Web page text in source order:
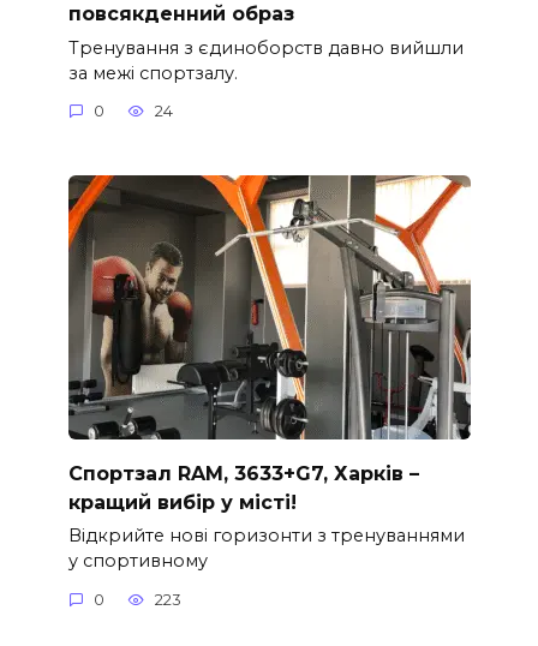
повсякденний образ
Тренування з єдиноборств давно вийшли
за межі спортзалу.
0 24
Спортзал RAM, 3633+G7, Харків –
кращий вибір у місті!
Відкрийте нові горизонти з тренуваннями
у спортивному
0 223